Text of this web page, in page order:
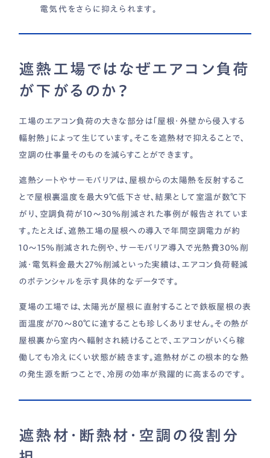
電気代をさらに抑えられます。
遮熱工場ではなぜエアコン負荷
が下がるのか？
工場のエアコン負荷の大きな部分は「屋根・外壁から侵入する
輻射熱」によって生じています。そこを遮熱材で抑えることで、
空調の仕事量そのものを減らすことができます。
遮熱シートやサーモバリアは、屋根からの太陽熱を反射するこ
とで屋根裏温度を最大9℃低下させ、結果として室温が数℃下
がり、空調負荷が10〜30％削減された事例が報告されていま
す。たとえば、遮熱工場の屋根への導入で年間空調電力が約
10〜15％削減された例や、サーモバリア導入で光熱費30％削
減・電気料金最大27％削減といった実績は、エアコン負荷軽減
のポテンシャルを示す具体的なデータです。
夏場の工場では、太陽光が屋根に直射することで鉄板屋根の表
面温度が70〜80℃に達することも珍しくありません。その熱が
屋根裏から室内へ輻射され続けることで、エアコンがいくら稼
働しても冷えにくい状態が続きます。遮熱材がこの根本的な熱
の発生源を断つことで、冷房の効率が飛躍的に高まるのです。
遮熱材・断熱材・空調の役割分